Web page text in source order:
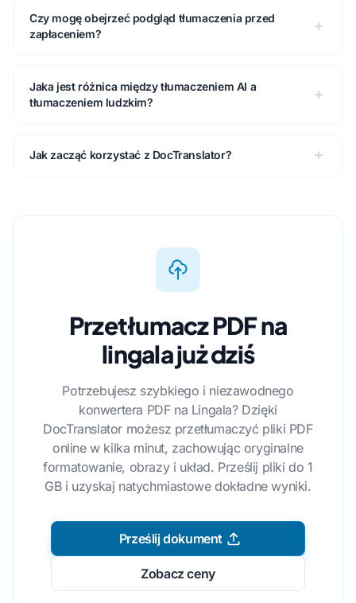
Czy mogę obejrzeć podgląd tłumaczenia przed
zapłaceniem?
Jaka jest różnica między tłumaczeniem AI a
tłumaczeniem ludzkim?
Jak zacząć korzystać z DocTranslator?
Przetłumacz PDF na
lingala już dziś
Potrzebujesz szybkiego i niezawodnego
konwertera PDF na Lingala? Dzięki
DocTranslator możesz przetłumaczyć pliki PDF
online w kilka minut, zachowując oryginalne
formatowanie, obrazy i układ. Prześlij pliki do 1
GB i uzyskaj natychmiastowe dokładne wyniki.
Prześlij dokument
Zobacz ceny